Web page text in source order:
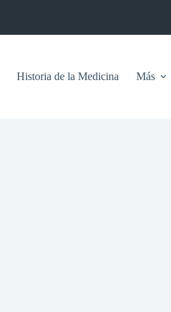
Historia de la Medicina Más